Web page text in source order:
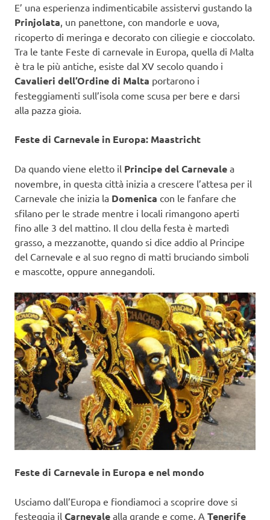
E’ una esperienza indimenticabile assistervi gustando la
Prinjolata , un panettone, con mandorle e uova,
ricoperto di meringa e decorato con ciliegie e cioccolato.
Tra le tante Feste di carnevale in Europa, quella di Malta
è tra le più antiche, esiste dal XV secolo quando i
Cavalieri dell’Ordine di Malta portarono i
festeggiamenti sull’isola come scusa per bere e darsi
alla pazza gioia.
Feste di Carnevale in Europa: Maastricht
Da quando viene eletto il Principe del Carnevale a
novembre, in questa città inizia a crescere l’attesa per il
Carnevale che inizia la Domenica con le fanfare che
sfilano per le strade mentre i locali rimangono aperti
fino alle 3 del mattino. Il clou della festa è martedì
grasso, a mezzanotte, quando si dice addio al Principe
del Carnevale e al suo regno di matti bruciando simboli
e mascotte, oppure annegandoli.
Feste di Carnevale in Europa e nel mondo
Usciamo dall’Europa e fiondiamoci a scoprire dove si
festeggia il Carnevale alla grande e come. A Tenerife